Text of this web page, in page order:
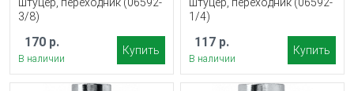
3/8)
170 р.
В наличии
Купить
1/4)
117 р.
В наличии
Купить